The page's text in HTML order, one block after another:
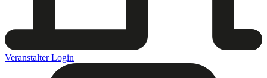
Veranstalter Login